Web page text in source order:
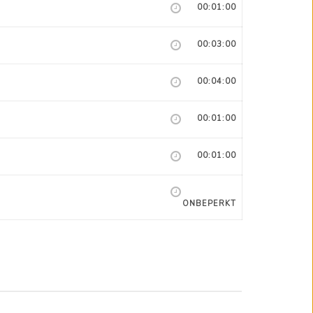
00:01:00
00:03:00
00:04:00
00:01:00
00:01:00
ONBEPERKT